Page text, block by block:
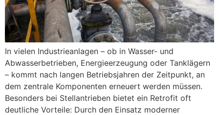
In vielen Industrieanlagen – ob in Wasser- und
Abwasserbetrieben, Energieerzeugung oder Tanklägern
– kommt nach langen Betriebsjahren der Zeitpunkt, an
dem zentrale Komponenten erneuert werden müssen.
Besonders bei Stellantrieben bietet ein Retrofit oft
deutliche Vorteile: Durch den Einsatz moderner